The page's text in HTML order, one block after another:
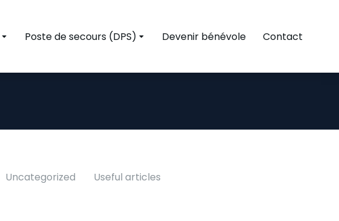
Poste de secours (DPS) Devenir bénévole Contact
Uncategorized Useful articles